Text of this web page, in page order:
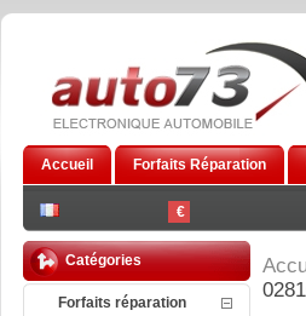
€
Accueil Forfaits Réparation
Catégories
Forfaits réparation